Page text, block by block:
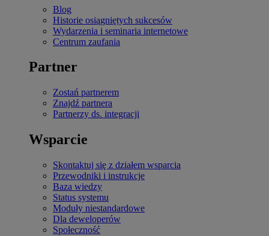
Blog
Historie osiągniętych sukcesów
Wydarzenia i seminaria internetowe
Centrum zaufania
Partner
Zostań partnerem
Znajdź partnera
Partnerzy ds. integracji
Wsparcie
Skontaktuj się z działem wsparcia
Przewodniki i instrukcje
Baza wiedzy
Status systemu
Moduły niestandardowe
Dla deweloperów
Społeczność